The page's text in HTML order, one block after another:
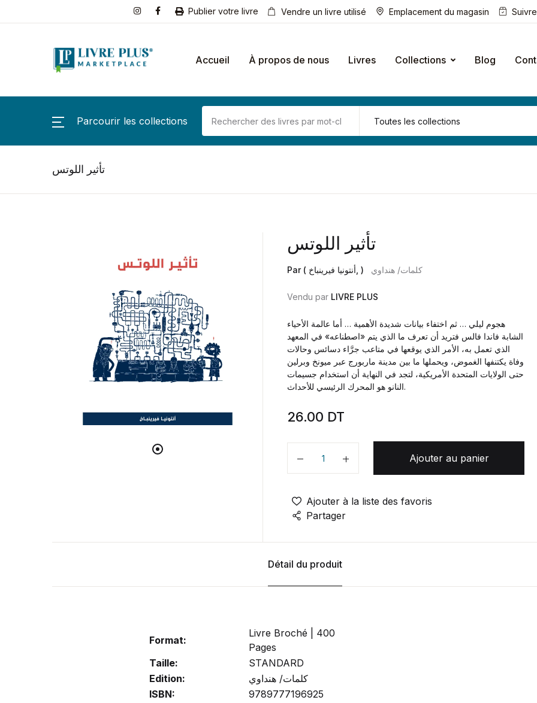
Publier votre livre Vendre un livre utilisé Emplacement du magasin
Accueil À propos de nous Livres Collections Blog
Parcourir les collections
تأثير اللوتس
تأثير اللوتس
Par ( أنتونيا فيرينباخ, ) كلمات/ هنداوي
Vendu par LIVRE PLUS
هجوم ليلي … ثم اختفاء بيانات شديدة الأهمية … أما عالمة الأحياء
الشابة فاندا فالس فتريد أن تعرف ما الذي يتم «اصطناعه» في المعهد
الذي تعمل به، الأمر الذي يوقعها في متاعب جرَّاء دسائس وحالات
وفاة يكتنفها الغموض، ويحملها ما بين مدينة ماربورج عبر ميونخ وبرلين
حتى الولايات المتحدة الأمريكية، لتجد في النهاية أن استخدام جسيمات
النانو هو المحرك الرئيسي للأحداث.
26.00 DT
Quantité
Ajouter au panier
Ajouter à la liste des favoris
Partager
Détail du produit
Format:
Livre Broché | 400
Pages
Taille:
STANDARD
Edition:
كلمات/ هنداوي
ISBN:
9789777196925